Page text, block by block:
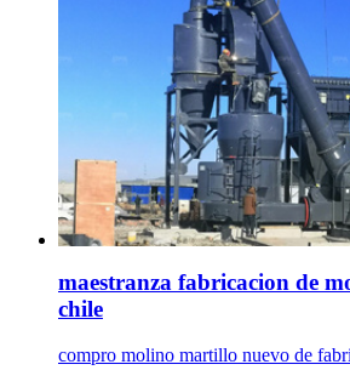
maestranza fabricacion de
chile
compro molino martillo nuevo de